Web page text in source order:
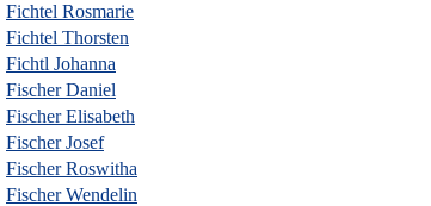
Fichtel Rosmarie
Fichtel Thorsten
Fichtl Johanna
Fischer Daniel
Fischer Elisabeth
Fischer Josef
Fischer Roswitha
Fischer Wendelin